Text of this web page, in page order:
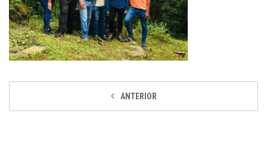
ANTERIOR